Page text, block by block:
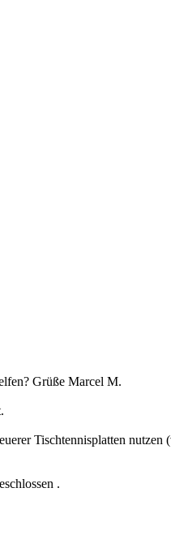
Grüße Marcel M.
Tischtennisplatten
.